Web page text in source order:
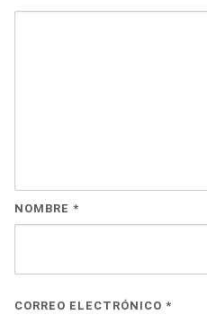
NOMBRE *
CORREO ELECTRÓNICO *